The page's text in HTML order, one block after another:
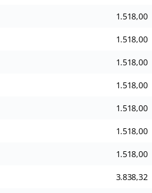
1.518,00
1.518,00
1.518,00
1.518,00
1.518,00
1.518,00
1.518,00
3.838,32